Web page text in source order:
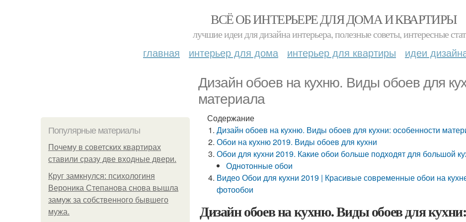
ВСЁ ОБ ИНТЕРЬЕРЕ ДЛЯ ДОМА И КВАРТИРЫ
лучшие идеи для дизайна интерьера, полезные советы, интересные
главная интерьер для дома интерьер для квартиры идеи
Дизайн обоев на кухню. Виды обоев для
материала
Популярные материалы
Почему в советских квартирах
ставили сразу две входные двери.
Круг замкнулся: психологиня
Вероника Степанова снова вышла
замуж за собственного бывшего
мужа.
Содержание
Дизайн обоев на кухню. Виды обоев для кухни: особенности
Обои на кухню 2019. Виды обоев для кухни
Обои для кухни 2019. Какие обои больше подходят для большой
Однотонные обои
Видео Обои для кухни 2019 | Красивые современные обои на
фотообои
Дизайн обоев на кухню. Виды обоев для